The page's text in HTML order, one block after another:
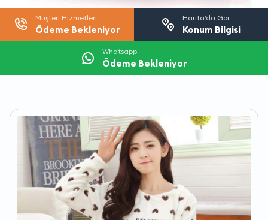
Müşteri Hizmetleri
Ödeme Bekleniyor
Harita’da Gör
Konum Bilgisi
Whatsapp
Ödeme Bekleniyor